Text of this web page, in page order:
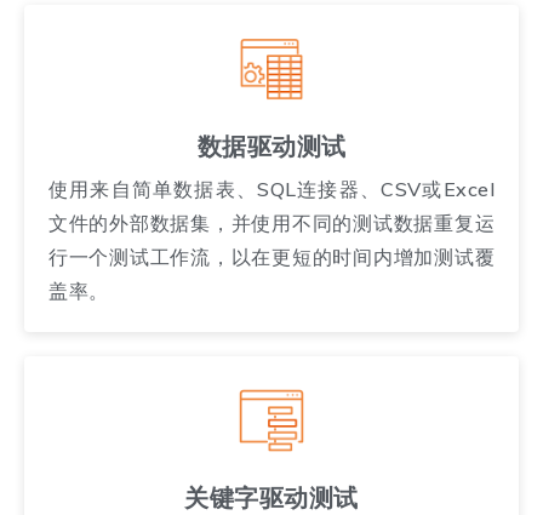
数据驱动测试
使用来自简单数据表、SQL连接器、CSV或Excel
文件的外部数据集，并使用不同的测试数据重复运
行一个测试工作流，以在更短的时间内增加测试覆
盖率。
关键字驱动测试